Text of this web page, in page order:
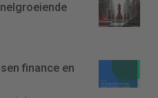
finance en